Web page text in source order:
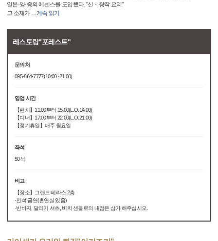
일본·양·중의 에센스를 도입했다. "신・창작 요리"
그 소재가 …계속 읽기
레스토랑"포레스트"
문의처
095-864-7777(10:00~21:00)
영업 시간
【런치】11:00부터 15:00(L.O.14:00)
【디너】17:00부터 22:00(L.O.21:00)
【정기휴일】매주 월요일
좌석
50석
비고
【장소】그랜드 테라스 2층
·전석 금연(흡연실 있음)
·반바지, 달리기 셔츠, 비치 샌들로의 내점은 삼가 해주십시오.